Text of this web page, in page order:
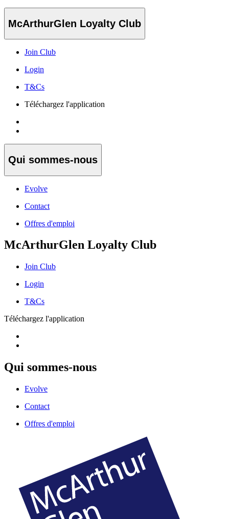
McArthurGlen Loyalty Club
Join Club
Login
T&Cs
Téléchargez l'application
Qui sommes-nous
Evolve
Contact
Offres d'emploi
McArthurGlen Loyalty Club
Join Club
Login
T&Cs
Téléchargez l'application
Qui sommes-nous
Evolve
Contact
Offres d'emploi